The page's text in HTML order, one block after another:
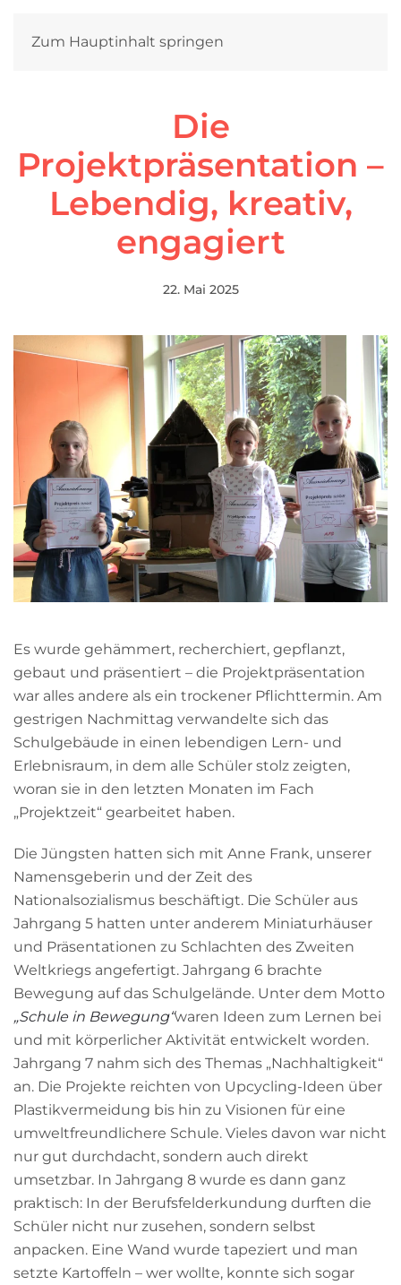
Zum Hauptinhalt springen
Die
Projektpräsentation –
Lebendig, kreativ,
engagiert
22. Mai 2025
Es wurde gehämmert, recherchiert, gepflanzt,
gebaut und präsentiert – die Projektpräsentation
war alles andere als ein trockener Pflichttermin. Am
gestrigen Nachmittag verwandelte sich das
Schulgebäude in einen lebendigen Lern- und
Erlebnisraum, in dem alle Schüler stolz zeigten,
woran sie in den letzten Monaten im Fach
„Projektzeit“ gearbeitet haben.
Die Jüngsten hatten sich mit Anne Frank, unserer
Namensgeberin und der Zeit des
Nationalsozialismus beschäftigt. Die Schüler aus
Jahrgang 5 hatten unter anderem Miniaturhäuser
und Präsentationen zu Schlachten des Zweiten
Weltkriegs angefertigt. Jahrgang 6 brachte
Bewegung auf das Schulgelände. Unter dem Motto
„Schule in Bewegung“waren Ideen zum Lernen bei
und mit körperlicher Aktivität entwickelt worden.
Jahrgang 7 nahm sich des Themas „Nachhaltigkeit“
an. Die Projekte reichten von Upcycling-Ideen über
Plastikvermeidung bis hin zu Visionen für eine
umweltfreundlichere Schule. Vieles davon war nicht
nur gut durchdacht, sondern auch direkt
umsetzbar. In Jahrgang 8 wurde es dann ganz
praktisch: In der Berufsfelderkundung durften die
Schüler nicht nur zusehen, sondern selbst
anpacken. Eine Wand wurde tapeziert und man
setzte Kartoffeln – wer wollte, konnte sich sogar